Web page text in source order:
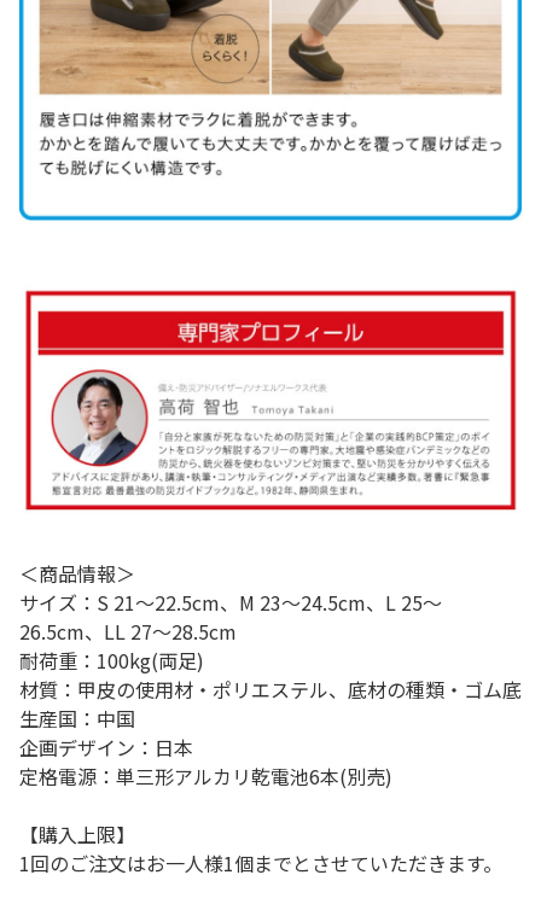
＜商品情報＞
サイズ：S 21～22.5cm、M 23～24.5cm、L 25～
26.5cm、LL 27～28.5cm
耐荷重：100kg(両足)
材質：甲皮の使用材・ポリエステル、底材の種類・ゴム底
生産国：中国
企画デザイン：日本
定格電源：単三形アルカリ乾電池6本(別売)
【購入上限】
1回のご注文はお一人様1個までとさせていただきます。